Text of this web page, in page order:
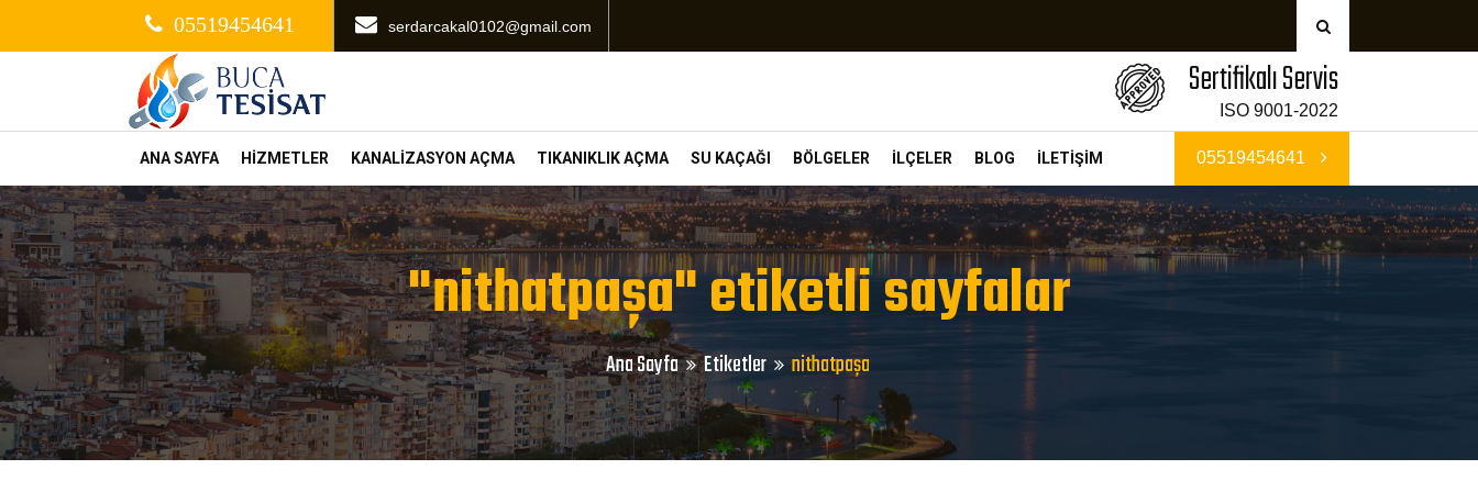
05519454641 serdarcakal0102@gmail.com
Sertifikalı Servis
ISO 9001-2022
ANA SAYFA HİZMETLER KANALİZASYON AÇMA TIKANIKLIK AÇMA SU KAÇAĞI BÖLGELER İLÇELER BLOG İLETİŞİM 05519454641
"nithatpaşa" etiketli sayfalar
Ana Sayfa Etiketler nithatpaşa